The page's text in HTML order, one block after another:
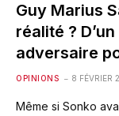
Guy Marius
réalité ?
adversaire
OPINIONS 8 FÉVRIER
Même si Sonko